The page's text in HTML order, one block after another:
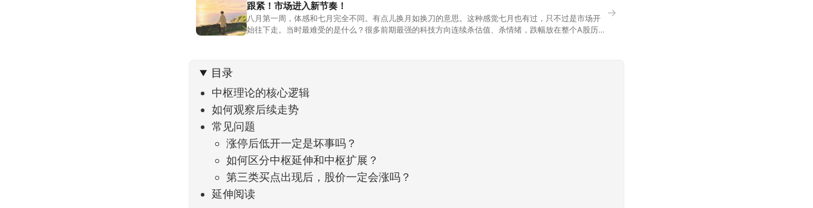
跟紧！市场进入新节奏！
八月第一周，体感和七月完全不同。有点儿换月如换刀的意思。这种感觉七月也有过，只不过是市场开
始往下走。当时最难受的是什么？很多前期最强的科技方向连续杀估值、杀情绪，跌幅放在整个A股历史
→
目录
中枢理论的核心逻辑
如何观察后续走势
常见问题
涨停后低开一定是坏事吗？
如何区分中枢延伸和中枢扩展？
第三类买点出现后，股价一定会涨吗？
延伸阅读